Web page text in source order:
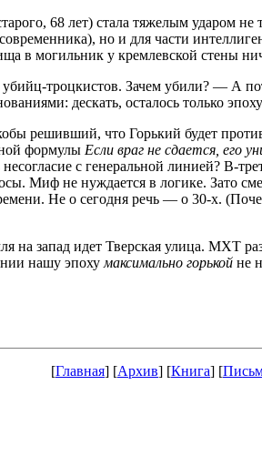
68 лет) стала тяжелым ударом
но и для части
в могильник у кремлевской стены
троцкистов. Зачем убили? — А
дескать, осталось только
решивший, что Горький будет
формулы Если враг не сдается, его
с генеральной линией? В-
Миф не нуждается в логике. Зато
Не о сегодня речь — о 30-х.
запад идет Тверская улица. МХТ
нашу эпоху максимально горькой не
[Главная] [Архив] [Книга] [